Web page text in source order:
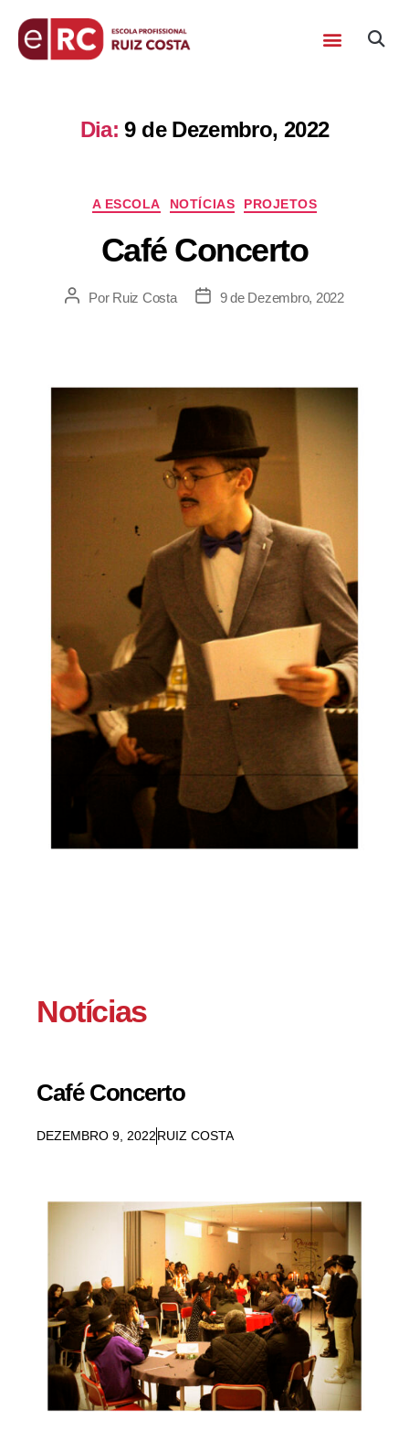
Dia: 9 de Dezembro, 2022
A ESCOLA NOTÍCIAS PROJETOS
Café Concerto
Por Ruiz Costa 9 de Dezembro, 2022
Notícias
Café Concerto
DEZEMBRO 9, 2022RUIZ COSTA